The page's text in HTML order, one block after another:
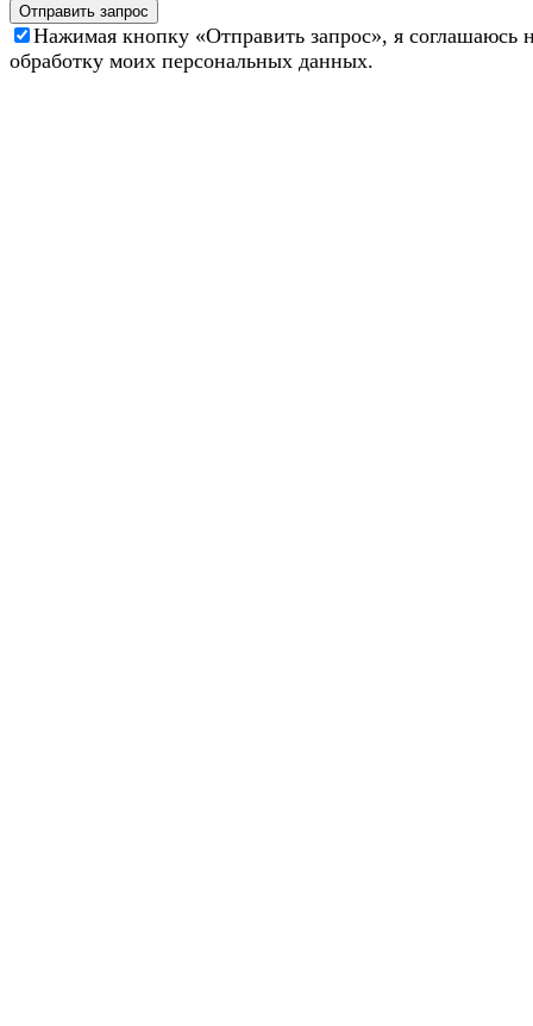
Отправить запрос
Нажимая кнопку «Отправить запрос», я соглашаюсь
обработку моих персональных данных.